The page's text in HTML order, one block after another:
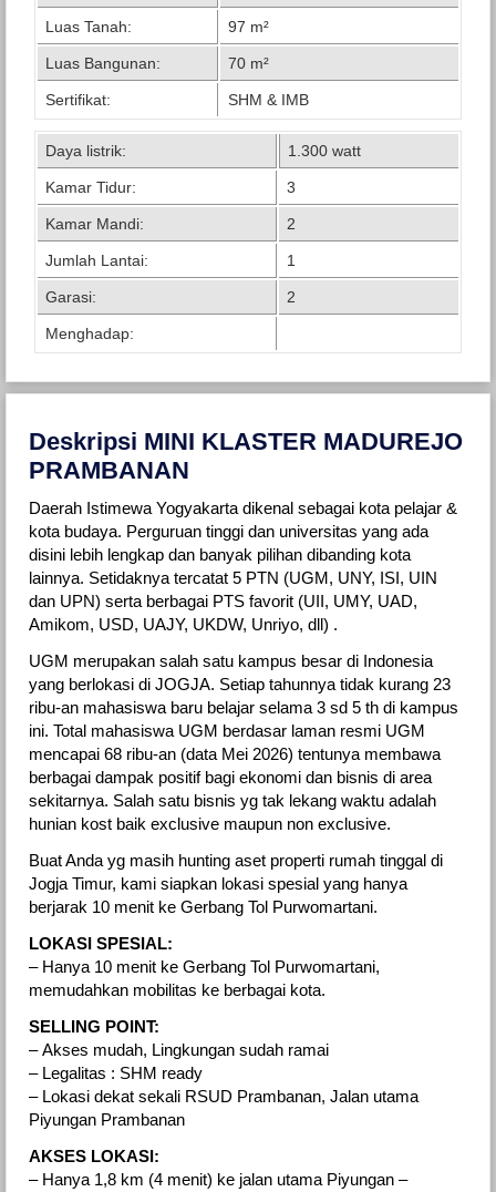
Luas Tanah: 97 m²
Luas Bangunan: 70 m²
Sertifikat: SHM & IMB
Daya listrik: 1.300 watt
Kamar Tidur: 3
Kamar Mandi: 2
Jumlah Lantai: 1
Garasi: 2
Menghadap:
Deskripsi MINI KLASTER MADUREJO
PRAMBANAN
Daerah Istimewa Yogyakarta dikenal sebagai kota pelajar &
kota budaya. Perguruan tinggi dan universitas yang ada
disini lebih lengkap dan banyak pilihan dibanding kota
lainnya. Setidaknya tercatat 5 PTN (UGM, UNY, ISI, UIN
dan UPN) serta berbagai PTS favorit (UII, UMY, UAD,
Amikom, USD, UAJY, UKDW, Unriyo, dll) .
UGM merupakan salah satu kampus besar di Indonesia
yang berlokasi di JOGJA. Setiap tahunnya tidak kurang 23
ribu-an mahasiswa baru belajar selama 3 sd 5 th di kampus
ini. Total mahasiswa UGM berdasar laman resmi UGM
mencapai 68 ribu-an (data Mei 2026) tentunya membawa
berbagai dampak positif bagi ekonomi dan bisnis di area
sekitarnya. Salah satu bisnis yg tak lekang waktu adalah
hunian kost baik exclusive maupun non exclusive.
Buat Anda yg masih hunting aset properti rumah tinggal di
Jogja Timur, kami siapkan lokasi spesial yang hanya
berjarak 10 menit ke Gerbang Tol Purwomartani.
LOKASI SPESIAL:
– Hanya 10 menit ke Gerbang Tol Purwomartani,
memudahkan mobilitas ke berbagai kota.
SELLING POINT:
– Akses mudah, Lingkungan sudah ramai
– Legalitas : SHM ready
– Lokasi dekat sekali RSUD Prambanan, Jalan utama
Piyungan Prambanan
AKSES LOKASI:
– Hanya 1,8 km (4 menit) ke jalan utama Piyungan –